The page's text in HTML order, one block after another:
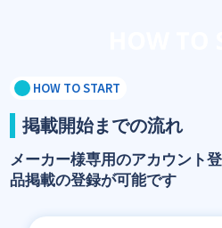
HOW TO START
掲載開始までの流れ
メーカー様専用のアカウント
品掲載の登録が可能です